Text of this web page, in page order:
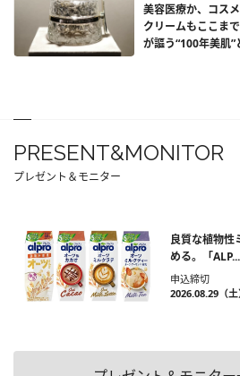
美容医療か、コス
クリームもここま
が謳う“100年美肌”
PRESENT&MONITOR
プレゼント＆モニター
良質な植物性
める。「ALP...
申込締切
2026.08.29（